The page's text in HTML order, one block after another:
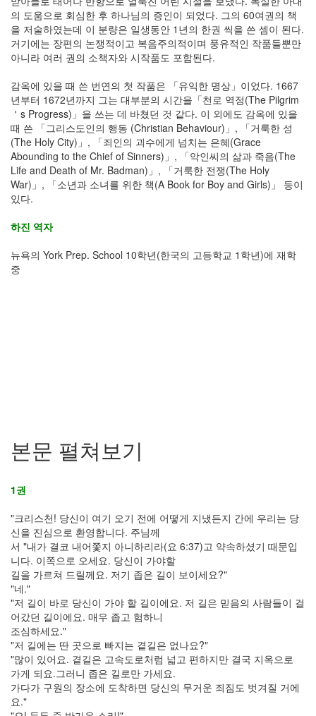
의 도움으로 회심한 후 하나님의 증인이 되었다. 그의 60여권의 책
을 저술하였는데 이 분량은 일생동안 1년의 한권 씩을 쓴 셈이 된다.
거기에는 장편의 논쟁적이고 복음주의적이며 풍유적인 작품들뿐만
아니라 여러 권의 소책자와 시작품도 포함된다.
감옥에 있을 때 쓴 번연의 첫 작품은 「유익한 명상」이었다. 1667
년부터 1672년까지 그는 대부분의 시간을「천로 역정(The Pilgrim
＇s Progress)」을 쓰는 데 바쳤던 것 같다. 이 외에도 감옥에 있을
때 쓴 「그리스도인의 행동 (Christian Behaviour)」, 「거룩한 성
(The Holy City)」, 「죄인의 괴수에게 넘치는 은혜(Grace
Abounding to the Chief of Sinners)」, 「악인씨의 삶과 죽음(The
Life and Death of Mr. Badman)」, 「거룩한 전쟁(The Holy
War)」, 「소년과 소녀를 위한 책(A Book for Boy and Girls)」 등이
있다.
하진 역자
뉴욕의 York Prep. School 10학년(한국의 고등학교 1학년)에 재학
중
본문 펼쳐보기
1권
"크리스천! 당신이 여기 오기 전에 어떻게 지냈든지 간에 우리는 당
신을 진심으로 환영합니다. 주님께
서 "내가 결코 내어쫓지 아니하리라(요 6:37)고 약속하셨기 때문입
니다. 이쪽으로 오세요. 당신이 가야할
길을 가르쳐 드릴께요. 저기 좁은 길이 보이세요?"
"네."
"저 길이 바로 당신이 가야 할 길이에요. 저 길은 믿음의 사람들이 걸
어갔던 길이에요. 매우 좁고 험하니
조심하세요."
"저 길에는 딴 곳으로 빠지는 곁길은 없나요?"
"많이 있어요. 곁길은 고속도로처럼 넓고 편하지만 결국 지옥으로
가게 되요.그러니 좁은 길로만 가세요.
가다가 구원의 장소에 도착하면 당신의 무거운 죄짐도 벗겨질 거에
요."